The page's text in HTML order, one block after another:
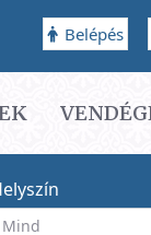
Belépés